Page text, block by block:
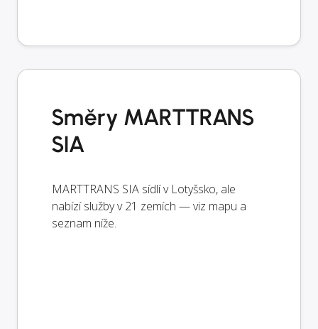
Směry MARTTRANS
SIA
MARTTRANS SIA sídlí v Lotyšsko, ale
nabízí služby v 21 zemích — viz mapu a
seznam níže.